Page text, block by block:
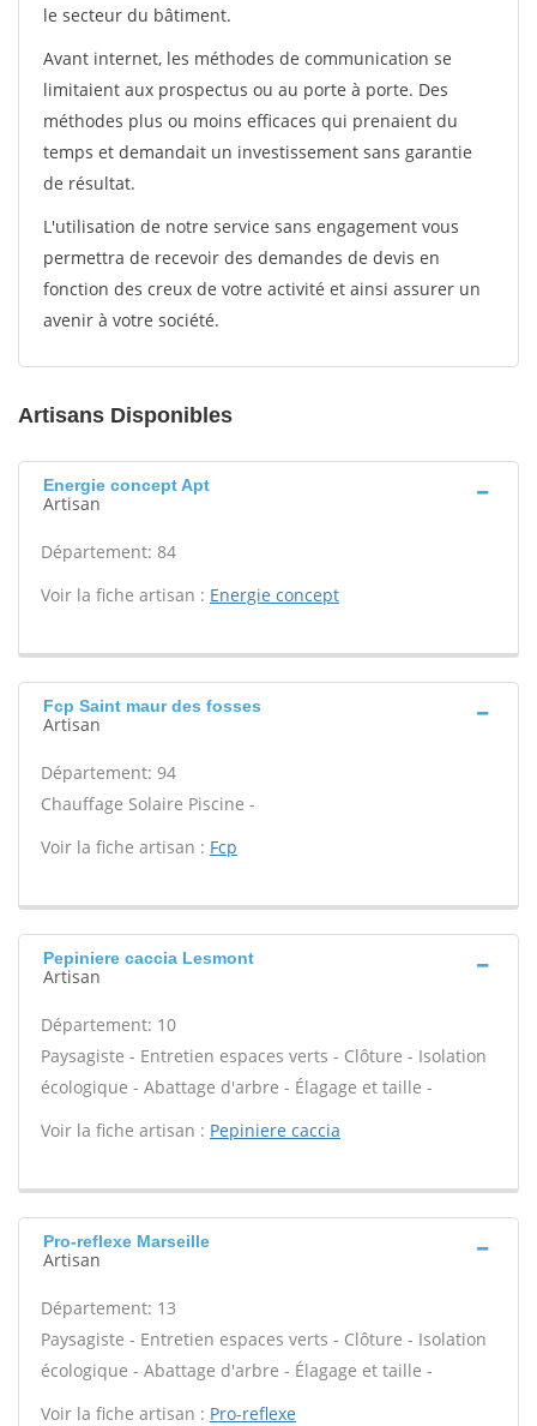
le secteur du bâtiment.
Avant internet, les méthodes de communication se
limitaient aux prospectus ou au porte à porte. Des
méthodes plus ou moins efficaces qui prenaient du
temps et demandait un investissement sans garantie
de résultat.
L'utilisation de notre service sans engagement vous
permettra de recevoir des demandes de devis en
fonction des creux de votre activité et ainsi assurer un
avenir à votre société.
Artisans Disponibles
Energie concept Apt
Artisan
Département: 84
Voir la fiche artisan : Energie concept
Fcp Saint maur des fosses
Artisan
Département: 94
Chauffage Solaire Piscine -
Voir la fiche artisan : Fcp
Pepiniere caccia Lesmont
Artisan
Département: 10
Paysagiste - Entretien espaces verts - Clôture - Isolation
écologique - Abattage d'arbre - Élagage et taille -
Voir la fiche artisan : Pepiniere caccia
Pro-reflexe Marseille
Artisan
Département: 13
Paysagiste - Entretien espaces verts - Clôture - Isolation
écologique - Abattage d'arbre - Élagage et taille -
Voir la fiche artisan : Pro-reflexe